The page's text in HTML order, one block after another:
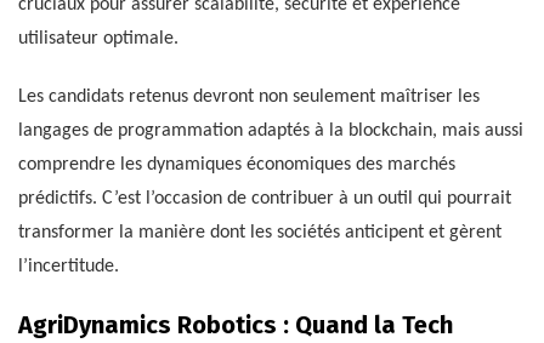
cruciaux pour assurer scalabilité, sécurité et expérience
utilisateur optimale.
Les candidats retenus devront non seulement maîtriser les
langages de programmation adaptés à la blockchain, mais aussi
comprendre les dynamiques économiques des marchés
prédictifs. C’est l’occasion de contribuer à un outil qui pourrait
transformer la manière dont les sociétés anticipent et gèrent
l’incertitude.
AgriDynamics Robotics : Quand la Tech